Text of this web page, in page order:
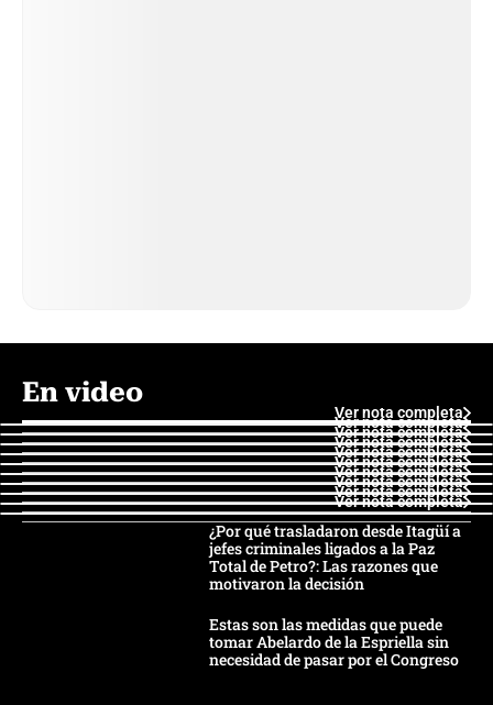
En video
Ver nota completa
Ver nota completa
Ver nota completa
Ver nota completa
Ver nota completa
Ver nota completa
Ver nota completa
Ver nota completa
Ver nota completa
Ver nota completa
¿Por qué trasladaron desde Itagüí a
jefes criminales ligados a la Paz
Total de Petro?: Las razones que
motivaron la decisión
Estas son las medidas que puede
tomar Abelardo de la Espriella sin
necesidad de pasar por el Congreso